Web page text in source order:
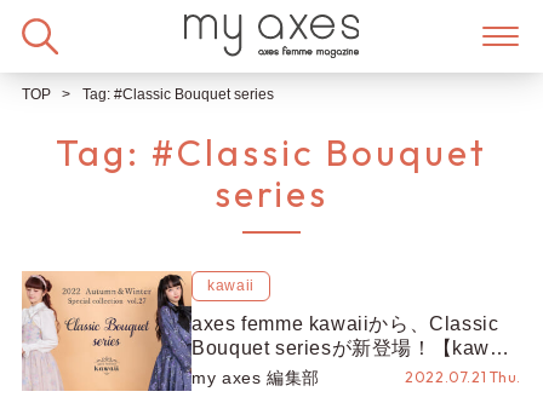
TOP Tag: #Classic Bouquet series
Tag: #Classic Bouquet
series
kawaii
axes femme kawaiiから、Classic
Bouquet seriesが新登場！【kawaii
× Misako Aoki & Yura 】
my axes 編集部 2022.07.21 Thu.